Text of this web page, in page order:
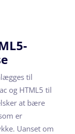
til
og HTML5 til
at bære
er
Uanset om